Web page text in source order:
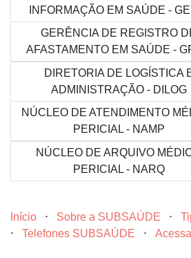
INFORMAÇÃO EM SAÚDE -
GERÊNCIA DE REGISTRO
AFASTAMENTO EM SAÚDE -
DIRETORIA DE LOGÍSTICA
ADMINISTRAÇÃO - DILOG
NÚCLEO DE ATENDIMENTO
PERICIAL - NAMP
NÚCLEO DE ARQUIVO
PERICIAL - NARQ
Início ⋅ Sobre a SUBSAÚDE ⋅
⋅
Telefones SUBSAÚDE ⋅